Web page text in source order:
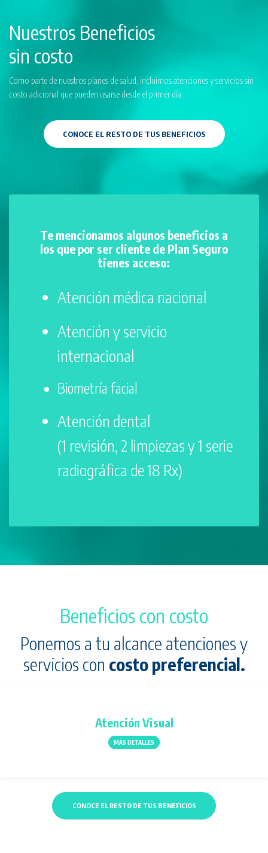
Nuestros Beneficios
sin costo
Como parte de nuestros planes de salud, incluimos atenciones y servicios sin
costo adicional que pueden usarse desde el primer día.
CONOCE EL RESTO DE TUS BENEFICIOS
Te mencionamos algunos beneficios a
los que por ser cliente de Plan Seguro
tienes acceso:
Atención médica nacional
Atención y servicio
internacional
Biometría facial
Atención dental
(1 revisión, 2 limpiezas y 1 serie
radiográfica de 18 Rx)
Beneficios con costo
Ponemos a tu alcance atenciones y
servicios con costo preferencial.
Atención Visual
MÁS DETALLES
CONOCE EL RESTO DE TUS BENEFICIOS